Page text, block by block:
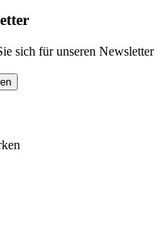
sich für unseren Newsletter